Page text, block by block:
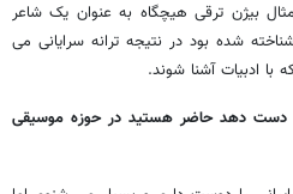
بیژن ترقی هیچگاه به عنوان یک شاعر
شده بود در نتیجه ترانه سرایانی می
ادبیات آشنا شوند.
دست دهد حاضر هستید در حوزه موسیقی